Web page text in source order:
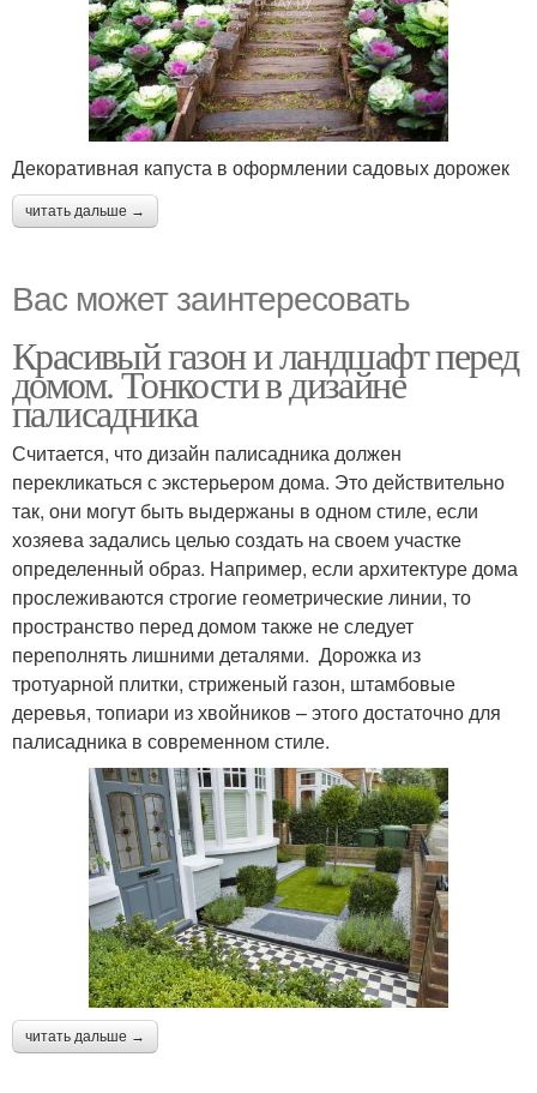
Декоративная капуста в оформлении садовых дорожек
читать дальше →
Вас может заинтересовать
Красивый газон и ландшафт перед
домом. Тонкости в дизайне
палисадника
Считается, что дизайн палисадника должен
перекликаться с экстерьером дома. Это действительно
так, они могут быть выдержаны в одном стиле, если
хозяева задались целью создать на своем участке
определенный образ. Например, если архитектуре дома
прослеживаются строгие геометрические линии, то
пространство перед домом также не следует
переполнять лишними деталями. Дорожка из
тротуарной плитки, стриженый газон, штамбовые
деревья, топиари из хвойников – этого достаточно для
палисадника в современном стиле.
читать дальше →